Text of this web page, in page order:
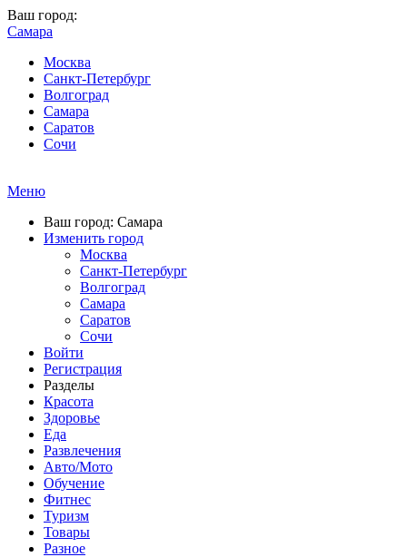
Ваш город:
Самара
Москва
Санкт-Петербург
Волгоград
Самара
Саратов
Сочи
Меню
Ваш город: Самара
Изменить город
Москва
Санкт-Петербург
Волгоград
Самара
Саратов
Сочи
Войти
Регистрация
Разделы
Красота
Здоровье
Еда
Развлечения
Авто/Мото
Обучение
Фитнес
Туризм
Товары
Разное